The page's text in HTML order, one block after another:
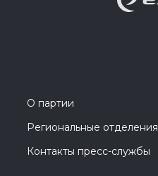
О партии
Региональные отделения
Контакты пресс-службы